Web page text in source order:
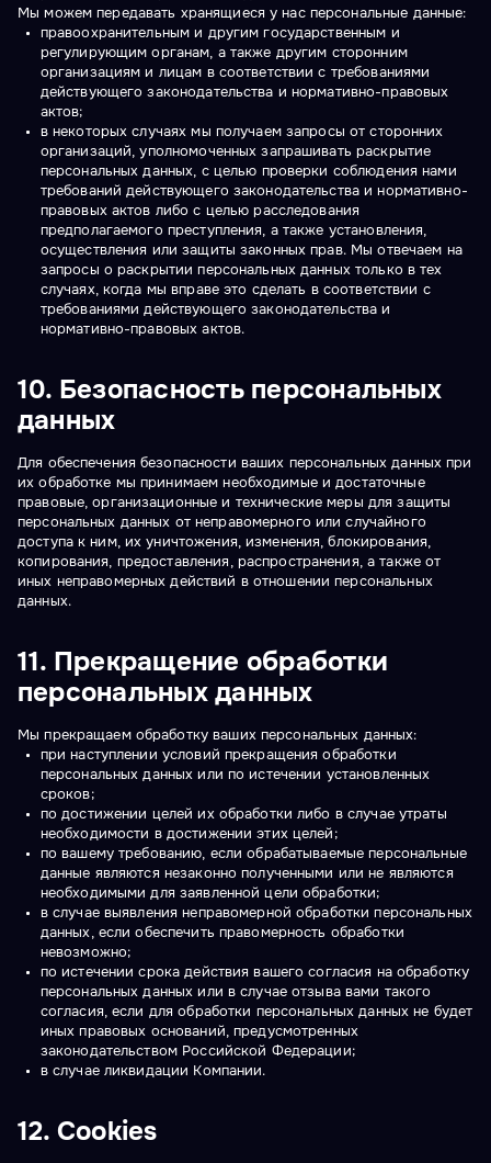
Мы можем передавать хранящиеся у нас персональные данные:
правоохранительным и другим государственным и
регулирующим органам, а также другим сторонним
организациям и лицам в соответствии с требованиями
действующего законодательства и нормативно-правовых
актов;
в некоторых случаях мы получаем запросы от сторонних
организаций, уполномоченных запрашивать раскрытие
персональных данных, с целью проверки соблюдения нами
требований действующего законодательства и нормативно-
правовых актов либо с целью расследования
предполагаемого преступления, а также установления,
осуществления или защиты законных прав. Мы отвечаем на
запросы о раскрытии персональных данных только в тех
случаях, когда мы вправе это сделать в соответствии с
требованиями действующего законодательства и
нормативно-правовых актов.
10. Безопасность персональных
данных
Для обеспечения безопасности ваших персональных данных при
их обработке мы принимаем необходимые и достаточные
правовые, организационные и технические меры для защиты
персональных данных от неправомерного или случайного
доступа к ним, их уничтожения, изменения, блокирования,
копирования, предоставления, распространения, а также от
иных неправомерных действий в отношении персональных
данных.
11. Прекращение обработки
персональных данных
Мы прекращаем обработку ваших персональных данных:
при наступлении условий прекращения обработки
персональных данных или по истечении установленных
сроков;
по достижении целей их обработки либо в случае утраты
необходимости в достижении этих целей;
по вашему требованию, если обрабатываемые персональные
данные являются незаконно полученными или не являются
необходимыми для заявленной цели обработки;
в случае выявления неправомерной обработки персональных
данных, если обеспечить правомерность обработки
невозможно;
по истечении срока действия вашего согласия на обработку
персональных данных или в случае отзыва вами такого
согласия, если для обработки персональных данных не будет
иных правовых оснований, предусмотренных
законодательством Российской Федерации;
в случае ликвидации Компании.
12. Cookies